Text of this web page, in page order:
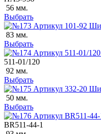
56 мм.
Выбрать
83 мм.
Выбрать
511-01/120
92 мм.
Выбрать
50 мм.
Выбрать
ВR511-44-1